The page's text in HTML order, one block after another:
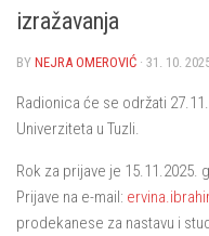
izražavanja
BY NEJRA OMEROVIĆ · 31. 10.
Radionica će se održati
Univerziteta u Tuzli.
Rok za prijave je 15.11.2025.
Prijave na e-mail:
prodekanese za nastavu i